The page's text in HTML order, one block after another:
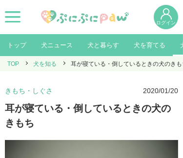
ログイン
トップ 犬ニュース 犬と暮らす 犬を育てる
TOP 犬を知る 耳が寝ている・倒しているときの犬のきも
きもち・しぐさ 2020/01/20
耳が寝ている・倒しているときの犬の
きもち